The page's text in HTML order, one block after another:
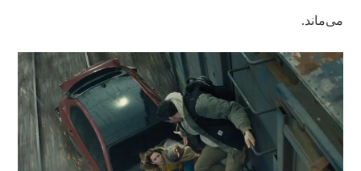
می‌ماند.